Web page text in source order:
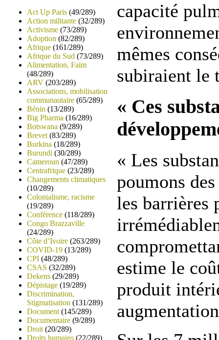
Act Up Paris (49/289)
Action militante (32/289)
Activisme (73/289)
Adoption (82/289)
Afrique (161/289)
Afrique du Sud (73/289)
Alimentation, Faim
(48/289)
ARV (203/289)
Associations, mobilisation
communautaire (65/289)
Bénin (13/289)
Big Pharma (16/289)
Botswana (9/289)
Brevet (83/289)
Burkina (18/289)
Burundi (30/289)
Cameroun (47/289)
Centrafrique (23/289)
Changements climatiques
(10/289)
Colonialisme, racisme
(19/289)
Conférence (118/289)
Congo Brazzaville
(24/289)
Côte d’Ivoire (263/289)
COVID-19 (13/289)
CPI (48/289)
CSAS (32/289)
Dekens (29/289)
Dépistage (19/289)
Discrimination,
Stigmatisation (131/289)
Document (145/289)
Documentaire (9/289)
Droit (20/289)
Droits humains (22/289)
capacité
mêmes
subiraient le
« Ces
« Les
poumons
les barrières
estime le
produit